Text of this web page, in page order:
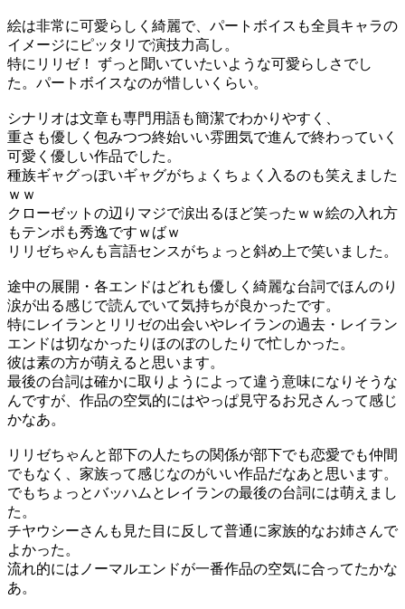
絵は非常に可愛らしく綺麗で、パートボイスも全員キャラの
イメージにピッタリで演技力高し。
特にリリゼ！ ずっと聞いていたいような可愛らしさでし
た。パートボイスなのが惜しいくらい。
シナリオは文章も専門用語も簡潔でわかりやすく、
重さも優しく包みつつ終始いい雰囲気で進んで終わっていく
可愛く優しい作品でした。
種族ギャグっぽいギャグがちょくちょく入るのも笑えました
ｗｗ
クローゼットの辺りマジで涙出るほど笑ったｗｗ絵の入れ方
もテンポも秀逸ですｗばｗ
リリゼちゃんも言語センスがちょっと斜め上で笑いました。
途中の展開・各エンドはどれも優しく綺麗な台詞でほんのり
涙が出る感じで読んでいて気持ちが良かったです。
特にレイランとリリゼの出会いやレイランの過去・レイラン
エンドは切なかったりほのぼのしたりで忙しかった。
彼は素の方が萌えると思います。
最後の台詞は確かに取りようによって違う意味になりそうな
んですが、作品の空気的にはやっぱ見守るお兄さんって感じ
かなあ。
リリゼちゃんと部下の人たちの関係が部下でも恋愛でも仲間
でもなく、家族って感じなのがいい作品だなあと思います。
でもちょっとバッハムとレイランの最後の台詞には萌えまし
た。
チヤウシーさんも見た目に反して普通に家族的なお姉さんで
よかった。
流れ的にはノーマルエンドが一番作品の空気に合ってたかな
あ。